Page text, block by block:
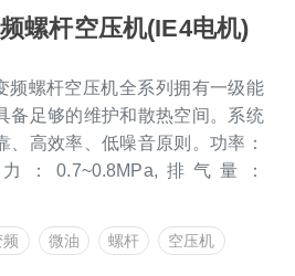
螺杆空压机(IE4电机)
频螺杆空压机全系列拥有一级能
备足够的维护和散热空间。系统
、高效率、低噪音原则。功率：
：0.7~0.8MPa,排气量：
频 微油 螺杆 空压机